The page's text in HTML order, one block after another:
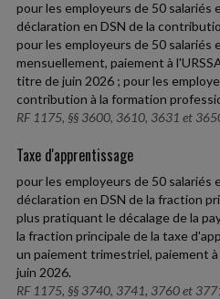
pour les employeurs de 50 salariés
déclaration en DSN de la
pour les employeurs de 50 salariés
mensuellement, paiement à
titre de juin 2026 ; pour les
contribution à la formation
RF 1175, §§ 3600, 3610, 3631 et
Taxe d'apprentissage
pour les employeurs de 50 salariés
déclaration en DSN de la fraction
plus pratiquant le décalage de la
la fraction principale de la taxe
un paiement trimestriel, paiement
juin 2026.
RF 1175, §§ 3740, 3741, 3760 et